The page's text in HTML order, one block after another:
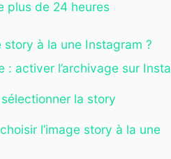
plus de 24 heures
à la une Instagram ?
: activer l’archivage sur
la story
l’image story à la une